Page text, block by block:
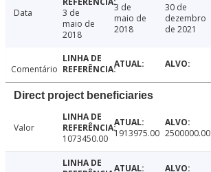
Data
3 de
maio de
2018
3 de
maio de
2018
30 de
dezembro
de 2021
Comentário
Direct project beneficiaries
Valor
1073450.00 1913975.00 2500000.00